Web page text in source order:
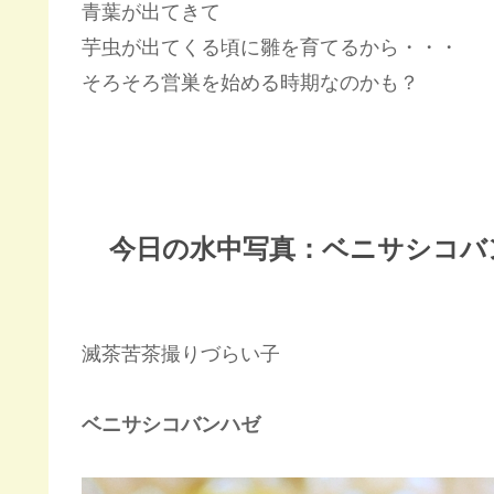
青葉が出てきて
芋虫が出てくる頃に雛を育てるから・・・
そろそろ営巣を始める時期なのかも？
今日の水中写真：ベニサシコ
滅茶苦茶撮りづらい子
ベニサシコバンハゼ